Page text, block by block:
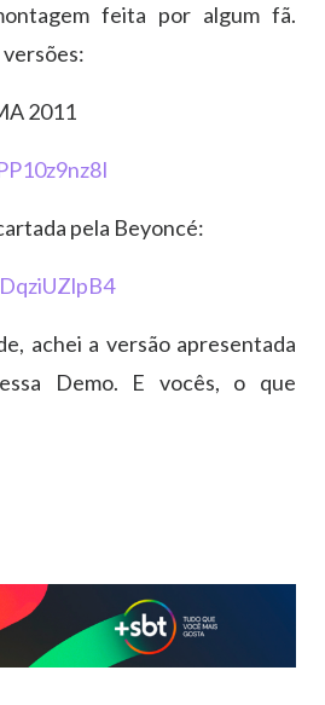
feita por algum fã.
versões:
2011
pela Beyoncé:
achei a versão apresentada
Demo. E vocês, o que